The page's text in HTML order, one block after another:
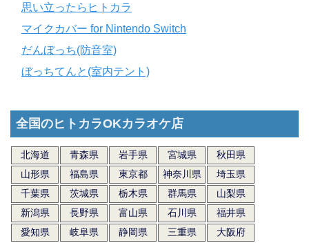
思い立ったらヒトカラ
マイクカバー for Nintendo Switch
だんぼっち(防音室)
ぼっちてんと(室内テント)
全国のヒトカラOKカラオケ店
北海道 青森県 岩手県 宮城県
秋田県
山形県
福島県 東京都 神奈川県
埼玉県
千葉県
茨城県 栃木県 群馬県
山梨県
新潟県
長野県 富山県 石川県
福井県
愛知県
岐阜県 静岡県 三重県
大阪府